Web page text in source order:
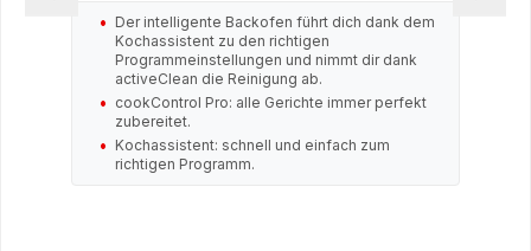
Der intelligente Backofen führt dich dank dem
Kochassistent zu den richtigen
Programmeinstellungen und nimmt dir dank
activeClean die Reinigung ab.
cookControl Pro: alle Gerichte immer perfekt
zubereitet.
Kochassistent: schnell und einfach zum
richtigen Programm.